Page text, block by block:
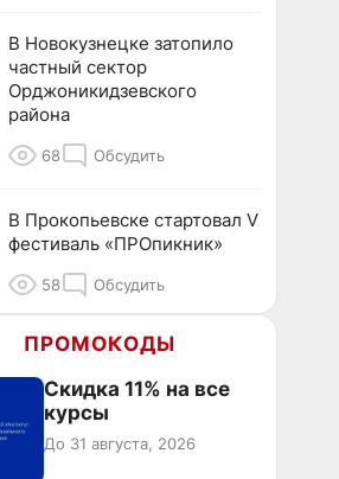
В Новокузнецке затопило
частный сектор
Орджоникидзевского
района
68 Обсудить
В Прокопьевске стартовал V
фестиваль «ПРОпикник»
58 Обсудить
ПРОМОКОДЫ
Скидка 11% на все
курсы
До 31 августа, 2026